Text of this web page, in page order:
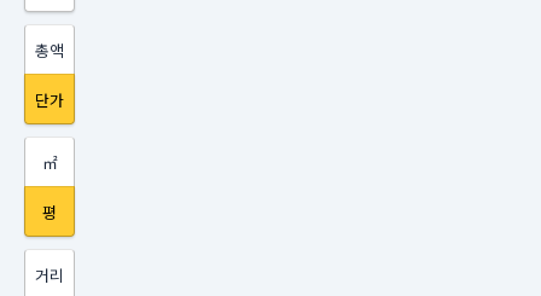
총액
단가
㎡
평
거리